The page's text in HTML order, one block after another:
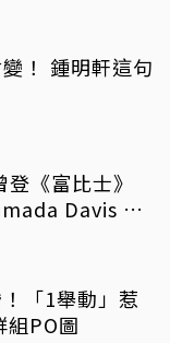
！ 鍾明軒這句
《富比士》
Davis 驚
「1舉動」惹
組PO圖